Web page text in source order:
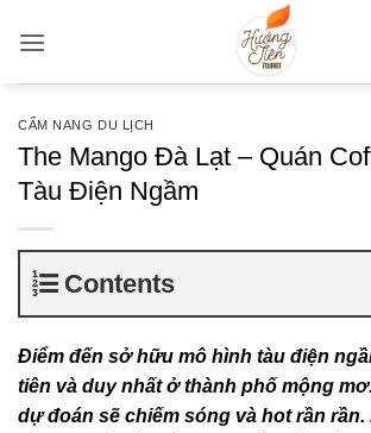
qua
CẨM NANG DU LỊCH
The Mango Đà Lạt – Quán
Tàu Điện Ngầm
Contents
Điểm đến sở hữu mô hình tàu điện
tiên và duy nhất ở thành phố mộng
dự đoán sẽ chiếm sóng và hot rần rần.